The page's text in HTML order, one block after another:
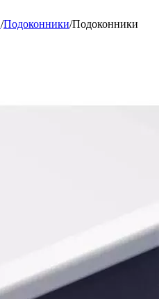
/Подоконники/Подоконники